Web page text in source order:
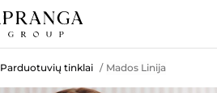
Parduotuvių tinklai / Mados Linija